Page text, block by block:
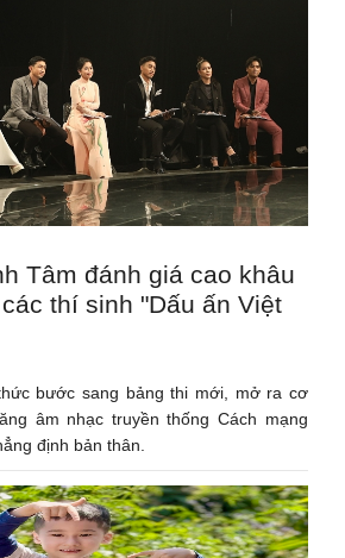
Tâm đánh giá cao khâu
thí sinh "Dấu ấn Việt
bước sang bảng thi mới, mở ra cơ
âm nhạc truyền thống Cách mạng
định bản thân.